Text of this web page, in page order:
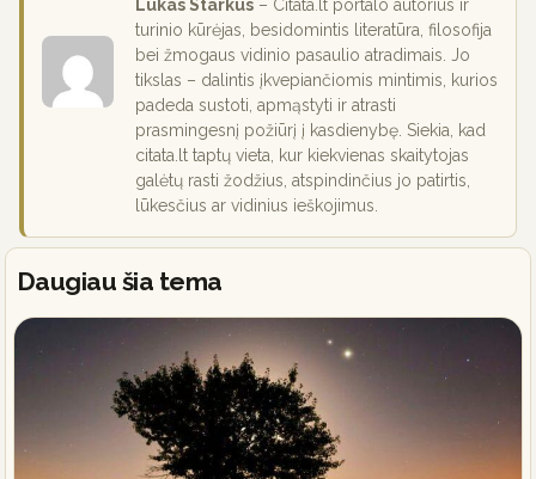
Lukas Starkus – Citata.lt portalo autorius ir
turinio kūrėjas, besidomintis literatūra, filosofija
bei žmogaus vidinio pasaulio atradimais. Jo
tikslas – dalintis įkvepiančiomis mintimis, kurios
padeda sustoti, apmąstyti ir atrasti
prasmingesnį požiūrį į kasdienybę. Siekia, kad
citata.lt taptų vieta, kur kiekvienas skaitytojas
galėtų rasti žodžius, atspindinčius jo patirtis,
lūkesčius ar vidinius ieškojimus.
Daugiau šia tema